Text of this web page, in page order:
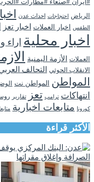
#ايران #صنعاء #مطارات
الرياض
احتجاجات احداث عدن
الطقس
اخبار العملات اخبار تعز
اخبار محلية اراء
العملات الأزمة اليمنية
الانقلاب الحوثي التحالف
المواطن المواطن نت
انتهاكات ترامب تعز تقارير
كورونا متابعات اخبارية
الأكثر قراءة